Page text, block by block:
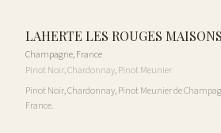
LAHERTE LES ROUGES
Champagne,France
Pinot Noir, Chardonnay, Pinot Meunier
Pinot Noir, Chardonnay, Pinot Meunier de
France.